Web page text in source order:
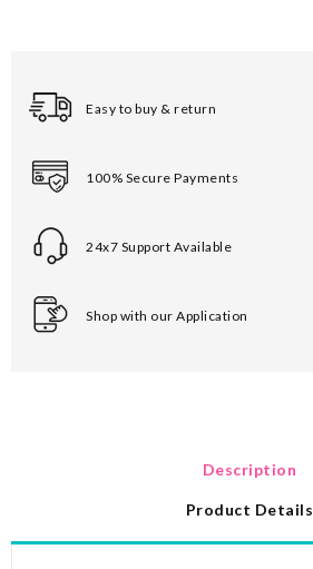
Easy to buy & return
100% Secure Payments
24x7 Support Available
Shop with our Application
Description
Product Details